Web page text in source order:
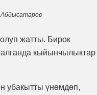
Абдысатаров
жатты. Бирок
кыйынчылыктар
убакытты үнөмдөп,